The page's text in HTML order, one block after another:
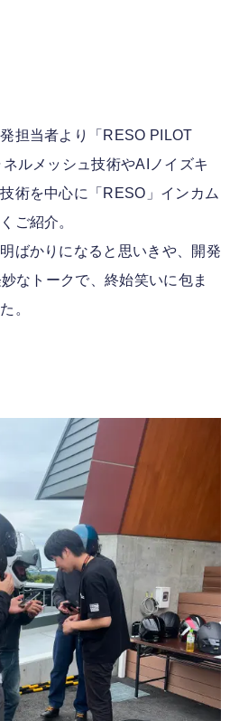
担当者より「RESO PILOT
ルメッシュ技術やAIノイズキ
術を中心に「RESO」インカム
ご紹介。
ばかりになると思いきや、開発
なトークで、終始笑いに包ま
。